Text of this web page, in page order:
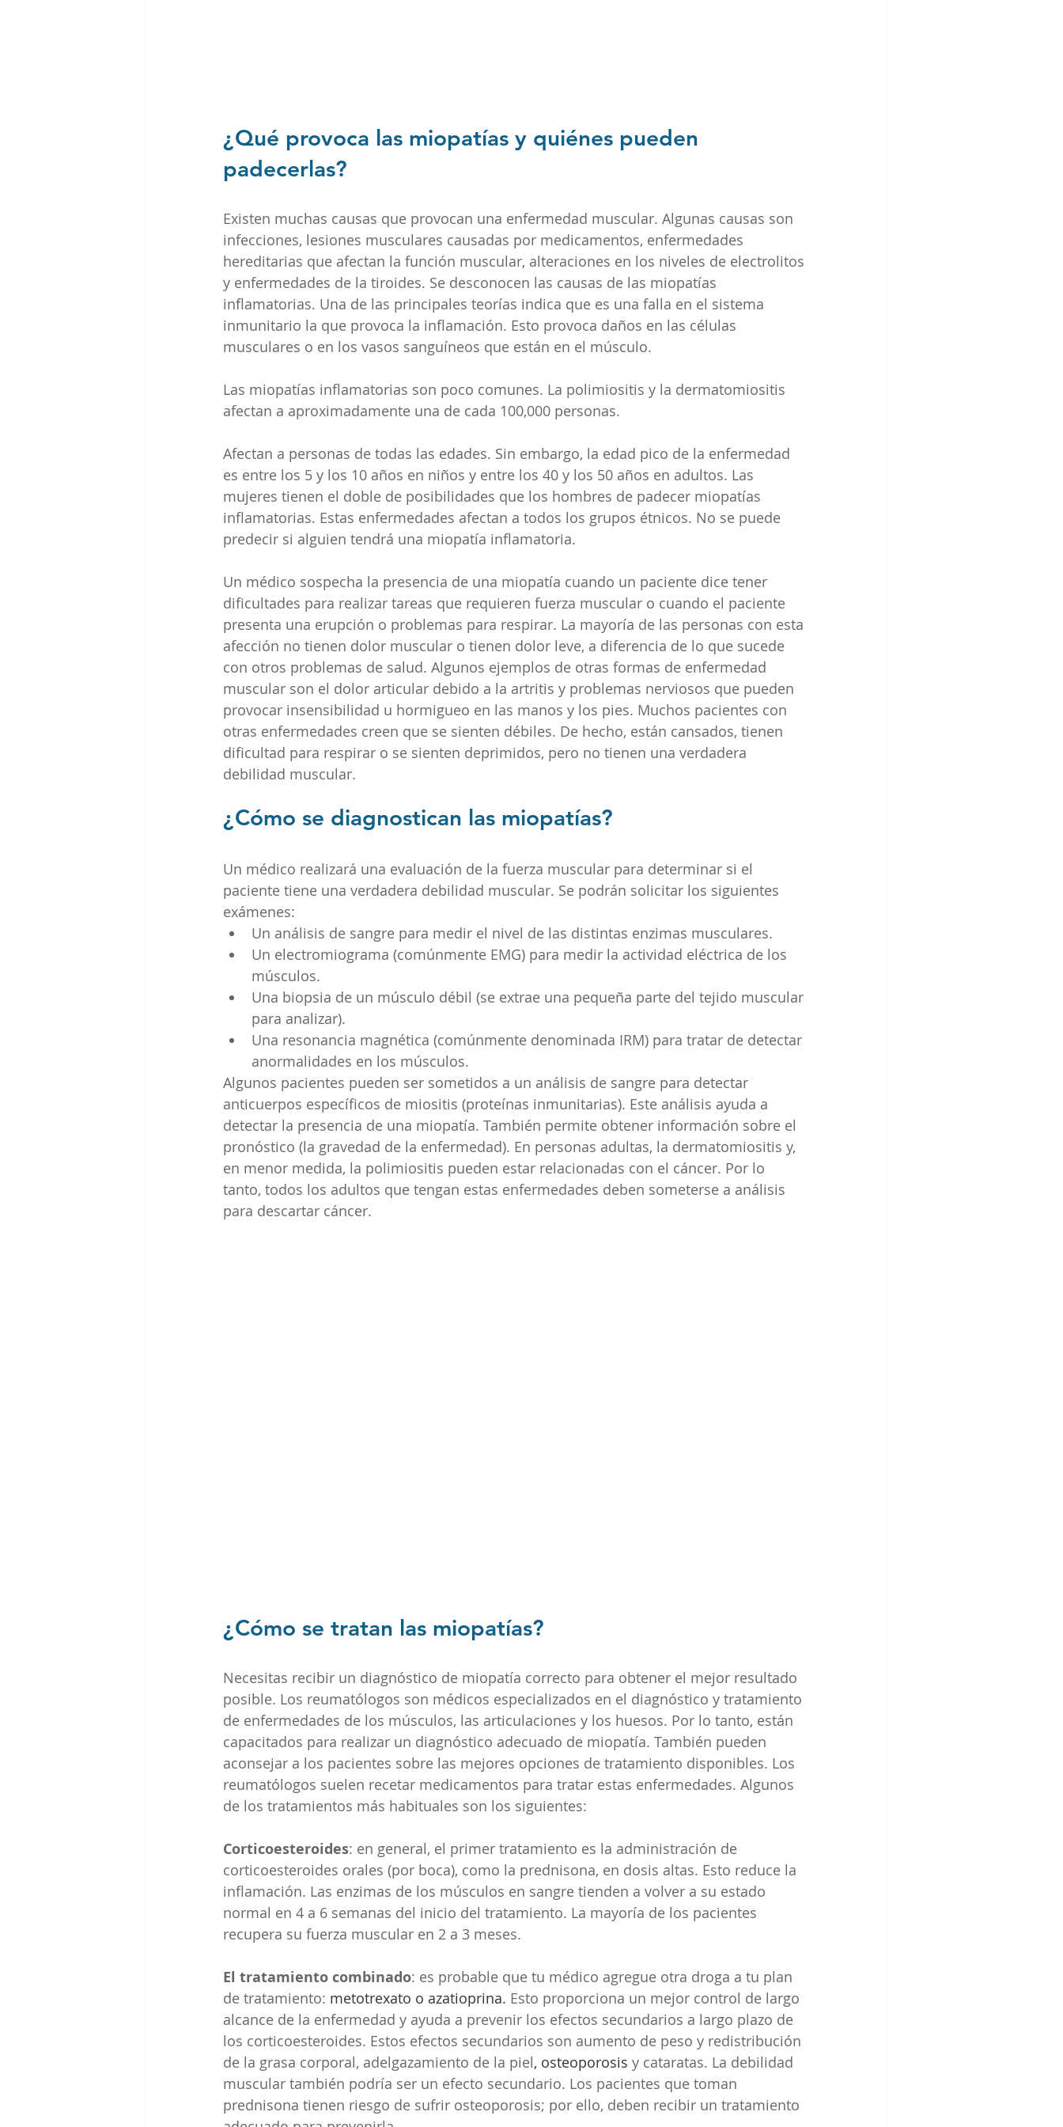
¿Qué provoca las miopatías y quiénes pueden
padecerlas?
Existen muchas causas que provocan una enfermedad muscular. Algunas causas son
infecciones, lesiones musculares causadas por medicamentos, enfermedades
hereditarias que afectan la función muscular, alteraciones en los niveles de electrolitos
y enfermedades de la tiroides. Se desconocen las causas de las miopatías
inflamatorias. Una de las principales teorías indica que es una falla en el sistema
inmunitario la que provoca la inflamación. Esto provoca daños en las células
musculares o en los vasos sanguíneos que están en el músculo.
Las miopatías inflamatorias son poco comunes. La polimiositis y la dermatomiositis
afectan a aproximadamente una de cada 100,000 personas.
Afectan a personas de todas las edades. Sin embargo, la edad pico de la enfermedad
es entre los 5 y los 10 años en niños y entre los 40 y los 50 años en adultos. Las
mujeres tienen el doble de posibilidades que los hombres de padecer miopatías
inflamatorias. Estas enfermedades afectan a todos los grupos étnicos. No se puede
predecir si alguien tendrá una miopatía inflamatoria.
Un médico sospecha la presencia de una miopatía cuando un paciente dice tener
dificultades para realizar tareas que requieren fuerza muscular o cuando el paciente
presenta una erupción o problemas para respirar. La mayoría de las personas con esta
afección no tienen dolor muscular o tienen dolor leve, a diferencia de lo que sucede
con otros problemas de salud. Algunos ejemplos de otras formas de enfermedad
muscular son el dolor articular debido a la artritis y problemas nerviosos que pueden
provocar insensibilidad u hormigueo en las manos y los pies. Muchos pacientes con
otras enfermedades creen que se sienten débiles. De hecho, están cansados, tienen
dificultad para respirar o se sienten deprimidos, pero no tienen una verdadera
debilidad muscular.
¿Cómo se diagnostican las miopatías?
Un médico realizará una evaluación de la fuerza muscular para determinar si el
paciente tiene una verdadera debilidad muscular. Se podrán solicitar los siguientes
exámenes:
Un análisis de sangre para medir el nivel de las distintas enzimas musculares.
Un electromiograma (comúnmente EMG) para medir la actividad eléctrica de los
músculos.
Una biopsia de un músculo débil (se extrae una pequeña parte del tejido muscular
para analizar).
Una resonancia magnética (comúnmente denominada IRM) para tratar de detectar
anormalidades en los músculos.
Algunos pacientes pueden ser sometidos a un análisis de sangre para detectar
anticuerpos específicos de miositis (proteínas inmunitarias). Este análisis ayuda a
detectar la presencia de una miopatía. También permite obtener información sobre el
pronóstico (la gravedad de la enfermedad). En personas adultas, la dermatomiositis y,
en menor medida, la polimiositis pueden estar relacionadas con el cáncer. Por lo
tanto, todos los adultos que tengan estas enfermedades deben someterse a análisis
para descartar cáncer.
¿Cómo se tratan las miopatías?
Necesitas recibir un diagnóstico de miopatía correcto para obtener el mejor resultado
posible. Los reumatólogos son médicos especializados en el diagnóstico y tratamiento
de enfermedades de los músculos, las articulaciones y los huesos. Por lo tanto, están
capacitados para realizar un diagnóstico adecuado de miopatía. También pueden
aconsejar a los pacientes sobre las mejores opciones de tratamiento disponibles. Los
reumatólogos suelen recetar medicamentos para tratar estas enfermedades. Algunos
de los tratamientos más habituales son los siguientes:
Corticoesteroides: en general, el primer tratamiento es la administración de
corticoesteroides orales (por boca), como la prednisona, en dosis altas. Esto reduce la
inflamación. Las enzimas de los músculos en sangre tienden a volver a su estado
normal en 4 a 6 semanas del inicio del tratamiento. La mayoría de los pacientes
recupera su fuerza muscular en 2 a 3 meses.
El tratamiento combinado: es probable que tu médico agregue otra droga a tu plan
de tratamiento: metotrexato o azatioprina. Esto proporciona un mejor control de largo
alcance de la enfermedad y ayuda a prevenir los efectos secundarios a largo plazo de
los corticoesteroides. Estos efectos secundarios son aumento de peso y redistribución
de la grasa corporal, adelgazamiento de la piel, osteoporosis y cataratas. La debilidad
muscular también podría ser un efecto secundario. Los pacientes que toman
prednisona tienen riesgo de sufrir osteoporosis; por ello, deben recibir un tratamiento